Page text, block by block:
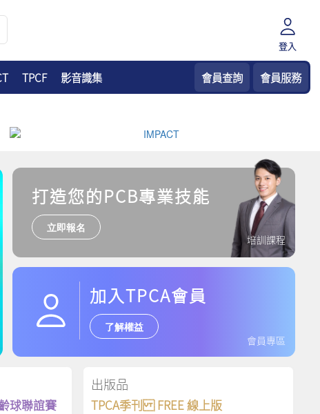
登入
TPCF 影音識集 會員查詢 會員服務
培訓課程
打造您的PCB專業技能
立即報名
加入TPCA會員
了解權益
會員專區
球聯誼賽
出版品
TPCA季刊 FREE 線上版